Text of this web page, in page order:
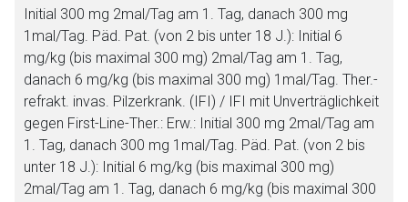
Initial 300 mg 2mal/Tag am 1. Tag, danach 300 mg
1mal/Tag. Päd. Pat. (von 2 bis unter 18 J.): Initial 6
mg/kg (bis maximal 300 mg) 2mal/Tag am 1. Tag,
danach 6 mg/kg (bis maximal 300 mg) 1mal/Tag. Ther.-
refrakt. invas. Pilzerkrank. (IFI) / IFI mit Unverträglichkeit
gegen First-Line-Ther.: Erw.: Initial 300 mg 2mal/Tag am
1. Tag, danach 300 mg 1mal/Tag. Päd. Pat. (von 2 bis
unter 18 J.): Initial 6 mg/kg (bis maximal 300 mg)
2mal/Tag am 1. Tag, danach 6 mg/kg (bis maximal 300